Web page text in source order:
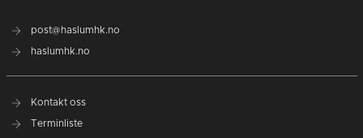
post@haslumhk.no
haslumhk.no
Kontakt oss
Terminliste